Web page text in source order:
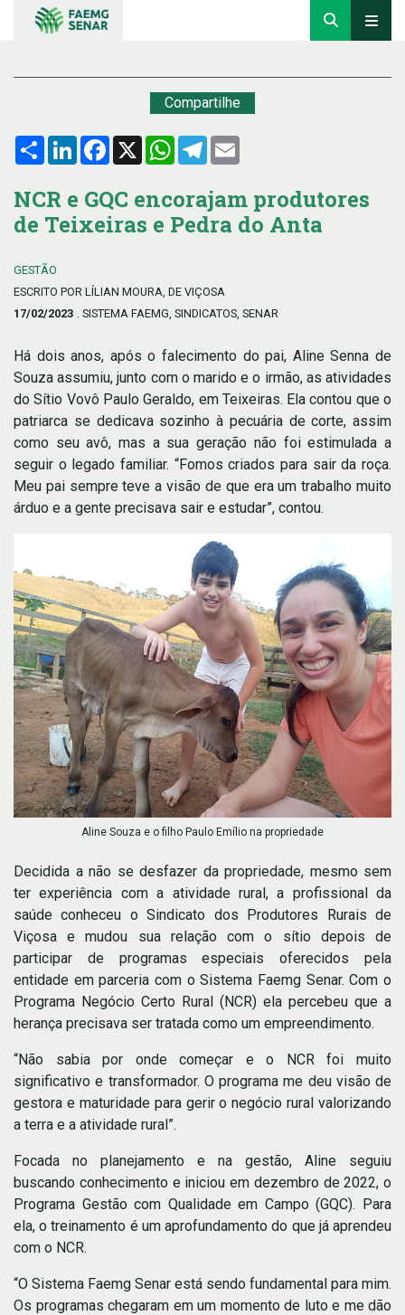
Compartilhe
Compartilhar
LinkedInFacebook
X WhatsApp
Telegram
NCR e GQC encorajam produtores
de Teixeiras e Pedra do Anta
GESTÃO
ESCRITO POR LÍLIAN MOURA, DE VIÇOSA
17/02/2023 . SISTEMA FAEMG, SINDICATOS, SENAR
Há dois anos, após o falecimento do pai, Aline Senna de
Souza assumiu, junto com o marido e o irmão, as atividades
do Sítio Vovô Paulo Geraldo, em Teixeiras. Ela contou que o
patriarca se dedicava sozinho à pecuária de corte, assim
como seu avô, mas a sua geração não foi estimulada a
seguir o legado familiar. “Fomos criados para sair da roça.
Meu pai sempre teve a visão de que era um trabalho muito
árduo e a gente precisava sair e estudar”, contou.
Aline Souza e o filho Paulo Emílio na propriedade
Decidida a não se desfazer da propriedade, mesmo sem
ter experiência com a atividade rural, a profissional da
saúde conheceu o Sindicato dos Produtores Rurais de
Viçosa e mudou sua relação com o sítio depois de
participar de programas especiais oferecidos pela
entidade em parceria com o Sistema Faemg Senar. Com o
Programa Negócio Certo Rural (NCR) ela percebeu que a
herança precisava ser tratada como um empreendimento.
“Não sabia por onde começar e o NCR foi muito
significativo e transformador. O programa me deu visão de
gestora e maturidade para gerir o negócio rural valorizando
a terra e a atividade rural”.
Focada no planejamento e na gestão, Aline seguiu
buscando conhecimento e iniciou em dezembro de 2022, o
Programa Gestão com Qualidade em Campo (GQC). Para
ela, o treinamento é um aprofundamento do que já aprendeu
com o NCR.
“O Sistema Faemg Senar está sendo fundamental para mim.
Os programas chegaram em um momento de luto e me dão